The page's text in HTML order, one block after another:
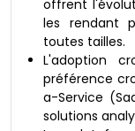
offrent
les rendant
toutes tailles.
L'adoption
préférence
a-Service
solutions